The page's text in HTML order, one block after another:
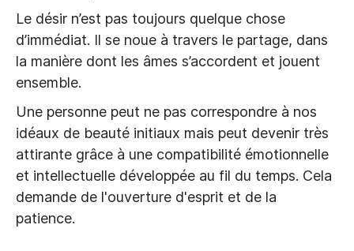
Le désir n’est pas toujours quelque chose
d’immédiat. Il se noue à travers le partage, dans
la manière dont les âmes s’accordent et jouent
ensemble.
Une personne peut ne pas correspondre à nos
idéaux de beauté initiaux mais peut devenir très
attirante grâce à une compatibilité émotionnelle
et intellectuelle développée au fil du temps. Cela
demande de l'ouverture d'esprit et de la
patience.